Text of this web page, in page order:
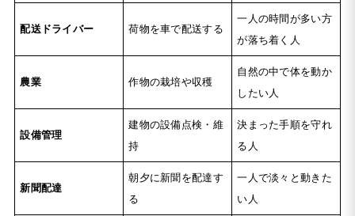
配送ドライバー 荷物を車で配送する
一人の時間が多い方
が落ち着く人
農業 作物の栽培や収穫
自然の中で体を動か
したい人
設備管理
建物の設備点検・維
持
決まった手順を守れ
る人
新聞配達
朝夕に新聞を配達す
る
一人で淡々と動きた
い人